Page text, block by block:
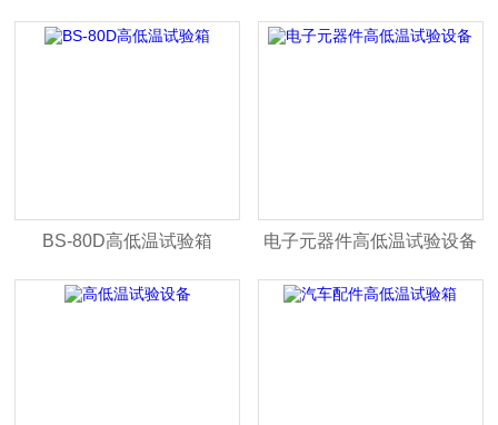
BS-80D高低温试验箱 电子元器件高低温试验设备